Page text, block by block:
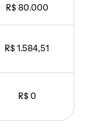
R$ 80.000
R$ 1.584,51
R$ 0